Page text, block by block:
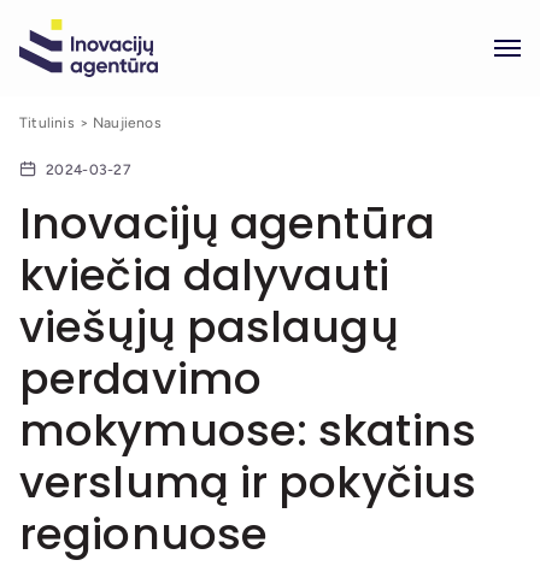
Titulinis Naujienos
2024-03-27
Inovacijų agentūra
kviečia dalyvauti
viešųjų paslaugų
perdavimo
mokymuose: skatins
verslumą ir pokyčius
regionuose